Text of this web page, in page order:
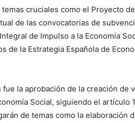
cruciales como el Proyecto
de las convocatorias de
de Impulso a la Economía
de la Estrategia Española de
la aprobación de la creación de
Social, siguiendo el artículo
de temas como la elaboración